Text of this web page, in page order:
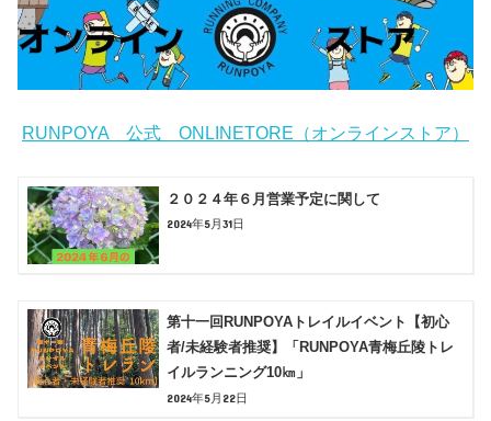
RUNPOYA 公式 ONLINETORE（オンラインストア）
２０２４年６月営業予定に関して
2024年5月31日
第十一回RUNPOYAトレイルイベント【初心
者/未経験者推奨】「RUNPOYA青梅丘陵トレ
イルランニング10㎞」
2024年5月22日